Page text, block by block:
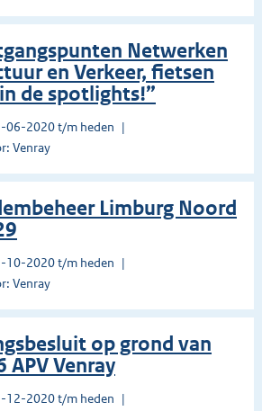
Netwerken
en Verkeer, fietsen
de spotlights!”
06-2020 t/m heden
Venray
Limburg Noord
10-2020 t/m heden
Venray
op grond van
APV Venray
12-2020 t/m heden